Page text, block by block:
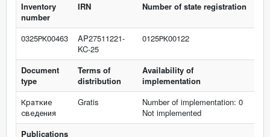
Inventory
number
IRN Number of state registration
0325РК00463
AP27511221-
KC-25
0125РК00122
Document
type
Terms of
distribution
Availability of
implementation
Краткие
сведения
Gratis
Number of implementation: 0
Not implemented
Publications